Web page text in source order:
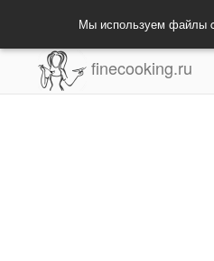
Мы используем файлы
finecooking.ru